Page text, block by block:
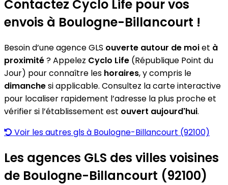
Contactez Cyclo Life pour vos
envois à Boulogne-Billancourt !
Besoin d’une agence GLS ouverte autour de moiet à
proximité? Appelez Cyclo Life (République Point du
Jour) pour connaître les horaires, y compris le
dimanchesi applicable. Consultez la carte interactive
pour localiser rapidement l’adresse la plus proche et
vérifier si l’établissement est ouvert aujourd'hui.
Voir les autres gls à Boulogne-Billancourt (92100)
Les agences GLS des villes voisines
de Boulogne-Billancourt (92100)